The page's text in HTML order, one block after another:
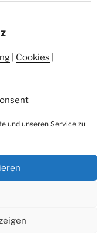
und unseren Service zu
Cookies
San Martino
von WordPress